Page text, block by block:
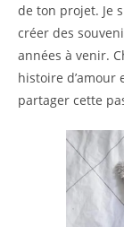
de ton projet. Je
créer des
années à venir.
histoire d’amour
partager cette